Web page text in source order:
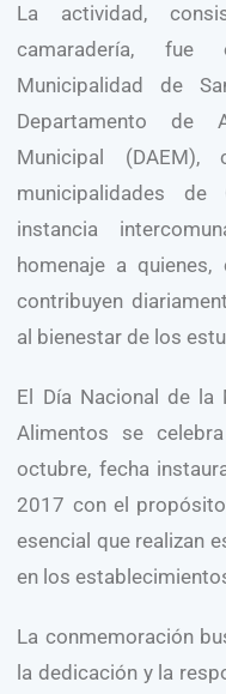
La actividad,
camaradería,
Municipalidad de
Departamento de
Municipal
municipalidades
instancia
homenaje a
contribuyen
al bienestar de los
El Día Nacional de la
Alimentos se
octubre, fecha
2017 con el
esencial que realizan
en los
La conmemoración
la dedicación y la